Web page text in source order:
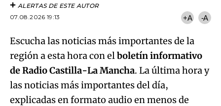
ALERTAS DE ESTE AUTOR
07.08.2026 19:13
+A -A
Escucha las noticias más importantes de la
región a esta hora con elboletín informativo
de Radio Castilla-La Mancha. La última hora y
las noticias más importantes del día,
explicadas en formato audio en menos de